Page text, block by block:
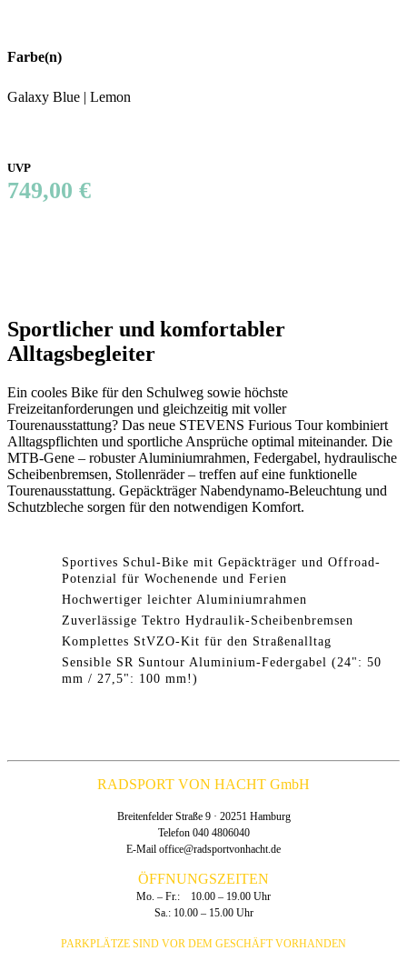
Farbe(n)
Galaxy Blue | Lemon
UVP
749,00 €
Sportlicher und komfortabler
Alltagsbegleiter
Ein cooles Bike für den Schulweg sowie höchste
Freizeitanforderungen und gleichzeitig mit voller
Tourenausstattung? Das neue STEVENS Furious Tour kombiniert
Alltagspflichten und sportliche Ansprüche optimal miteinander. Die
MTB-Gene – robuster Aluminiumrahmen, Federgabel, hydraulische
Scheibenbremsen, Stollenräder – treffen auf eine funktionelle
Tourenausstattung. Gepäckträger Nabendynamo-Beleuchtung und
Schutzbleche sorgen für den notwendigen Komfort.
Sportives Schul-Bike mit Gepäckträger und Offroad-
Potenzial für Wochenende und Ferien
Hochwertiger leichter Aluminiumrahmen
Zuverlässige Tektro Hydraulik-Scheibenbremsen
Komplettes StVZO-Kit für den Straßenalltag
Sensible SR Suntour Aluminium-Federgabel (24": 50
mm / 27,5": 100 mm!)
RADSPORT VON HACHT GmbH
Breitenfelder Straße 9 · 20251 Hamburg
Telefon 040 4806040
E-Mail office@radsportvonhacht.de
ÖFFNUNGSZEITEN
Mo. – Fr.: 10.00 – 19.00 Uhr
Sa.: 10.00 – 15.00 Uhr
PARKPLÄTZE SIND VOR DEM GESCHÄFT VORHANDEN